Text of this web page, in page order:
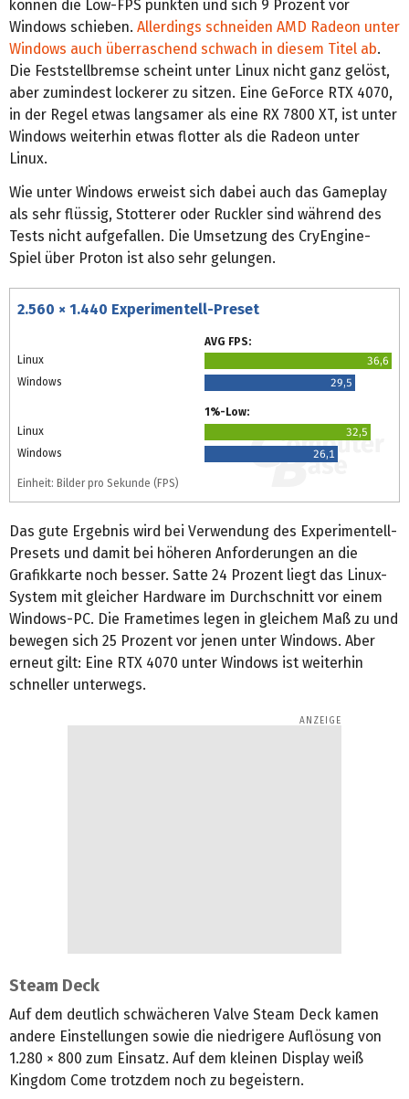
können die Low-FPS punkten und sich 9 Prozent vor
Windows schieben. Allerdings schneiden AMD Radeon unter
Windows auch überraschend schwach in diesem Titel ab.
Die Feststellbremse scheint unter Linux nicht ganz gelöst,
aber zumindest lockerer zu sitzen. Eine GeForce RTX 4070,
in der Regel etwas langsamer als eine RX 7800 XT, ist unter
Windows weiterhin etwas flotter als die Radeon unter
Linux.
Wie unter Windows erweist sich dabei auch das Gameplay
als sehr flüssig, Stotterer oder Ruckler sind während des
Tests nicht aufgefallen. Die Umsetzung des CryEngine-
Spiel über Proton ist also sehr gelungen.
2.560 × 1.440 Experimentell-Preset
AVG FPS:
Linux
36,6
Windows
29,5
1%-Low:
Linux
32,5
Windows
26,1
Einheit: Bilder pro Sekunde (FPS)
Das gute Ergebnis wird bei Verwendung des Experimentell-
Presets und damit bei höheren Anforderungen an die
Grafikkarte noch besser. Satte 24 Prozent liegt das Linux-
System mit gleicher Hardware im Durchschnitt vor einem
Windows-PC. Die Frametimes legen in gleichem Maß zu und
bewegen sich 25 Prozent vor jenen unter Windows. Aber
erneut gilt: Eine RTX 4070 unter Windows ist weiterhin
schneller unterwegs.
Steam Deck
Auf dem deutlich schwächeren Valve Steam Deck kamen
andere Einstellungen sowie die niedrigere Auflösung von
1.280 × 800 zum Einsatz. Auf dem kleinen Display weiß
Kingdom Come trotzdem noch zu begeistern.